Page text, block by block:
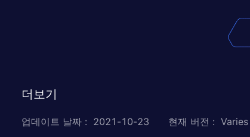
더보기
업데이트 날짜 : 2021-10-23 현재 버전 :